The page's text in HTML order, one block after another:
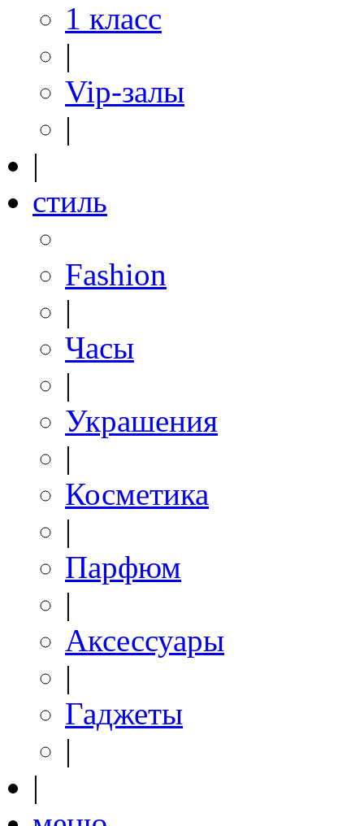
1 класс
|
Vip-залы
|
|
стиль
Fashion
|
Часы
|
Украшения
|
Косметика
|
Парфюм
|
Аксессуары
|
Гаджеты
|
|